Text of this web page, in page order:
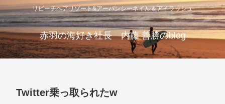
リビーチヘアリゾート&アーバンシーネイル＆アイラッシュ
赤羽の海好き社長 内藤 善勝のblog
Twitter乗っ取られたw